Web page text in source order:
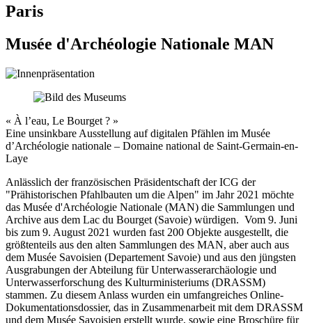
Paris
Musée d'Archéologie Nationale MAN
« À l’eau, Le Bourget ? »
Eine unsinkbare Ausstellung auf digitalen Pfählen im Musée
d’Archéologie nationale – Domaine national de Saint-Germain-en-
Laye
Anlässlich der französischen Präsidentschaft der ICG der
"Prähistorischen Pfahlbauten um die Alpen" im Jahr 2021 möchte
das Musée d'Archéologie Nationale (MAN) die Sammlungen und
Archive aus dem Lac du Bourget (Savoie) würdigen. Vom 9. Juni
bis zum 9. August 2021 wurden fast 200 Objekte ausgestellt, die
größtenteils aus den alten Sammlungen des MAN, aber auch aus
dem Musée Savoisien (Departement Savoie) und aus den jüngsten
Ausgrabungen der Abteilung für Unterwasserarchäologie und
Unterwasserforschung des Kulturministeriums (DRASSM)
stammen. Zu diesem Anlass wurden ein umfangreiches Online-
Dokumentationsdossier, das in Zusammenarbeit mit dem DRASSM
und dem Musée Savoisien erstellt wurde, sowie eine Broschüre für